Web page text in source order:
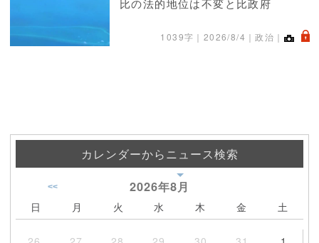
比の法的地位は不変と比政府
1039字｜ 2026/8/4 ｜政治｜ .
カレンダーからニュース検索
2026年8月
<<
日 月 火 水 木 金 土